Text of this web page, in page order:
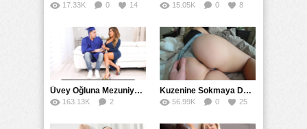
17.33K 0 14 15.05K 0 8
Üvey Oğluna Mezuniyet Hediyesi Olarak Kendini Siktirdi
163.13K
2
Kuzenine Sokmaya Doyamayınca Ertesi Gün Yeniden Sikti
56.99K 0 25